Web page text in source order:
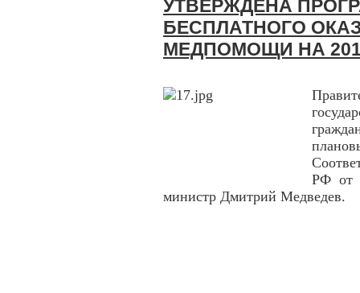
УТВЕРЖДЕНА
БЕСПЛАТНОГО
МЕДПОМОЩИ НА
РФ от
министр Дмитрий Медведев.